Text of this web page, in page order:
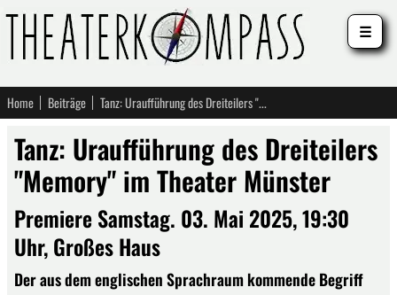
Home Beiträge Tanz: Uraufführung des Dreiteilers "Memory" im Theater Münster
Tanz: Uraufführung des Dreiteilers
"Memory" im Theater Münster
Premiere Samstag. 03. Mai 2025, 19:30
Uhr, Großes Haus
Der aus dem englischen Sprachraum kommende Begriff
☰